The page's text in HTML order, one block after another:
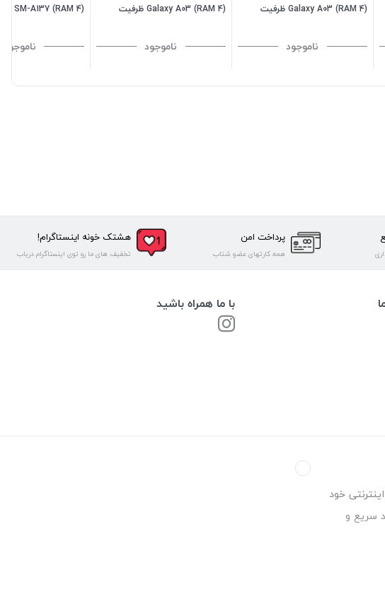
Galaxy A03 (RAM 4) ظرفیت
ناموجود
Galaxy A03 (RAM 4) ظرفیت
ناموجود
- SM-A137 (RAM 4)
ناموجود
پرداخت امن
همه کارتهای عضو شتاب
هشتک خونه اینستاگرام!
تخفیف های ما رو توی اینستاگرام دریاب
با ما همراه باشید
خود
سریع و